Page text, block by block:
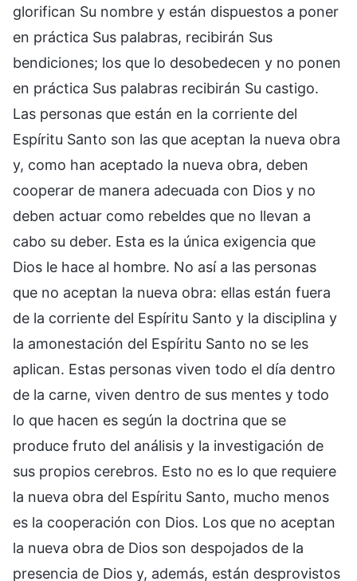
glorifican Su nombre y están dispuestos a poner
en práctica Sus palabras, recibirán Sus
bendiciones; los que lo desobedecen y no ponen
en práctica Sus palabras recibirán Su castigo.
Las personas que están en la corriente del
Espíritu Santo son las que aceptan la nueva obra
y, como han aceptado la nueva obra, deben
cooperar de manera adecuada con Dios y no
deben actuar como rebeldes que no llevan a
cabo su deber. Esta es la única exigencia que
Dios le hace al hombre. No así a las personas
que no aceptan la nueva obra: ellas están fuera
de la corriente del Espíritu Santo y la disciplina y
la amonestación del Espíritu Santo no se les
aplican. Estas personas viven todo el día dentro
de la carne, viven dentro de sus mentes y todo
lo que hacen es según la doctrina que se
produce fruto del análisis y la investigación de
sus propios cerebros. Esto no es lo que requiere
la nueva obra del Espíritu Santo, mucho menos
es la cooperación con Dios. Los que no aceptan
la nueva obra de Dios son despojados de la
presencia de Dios y, además, están desprovistos